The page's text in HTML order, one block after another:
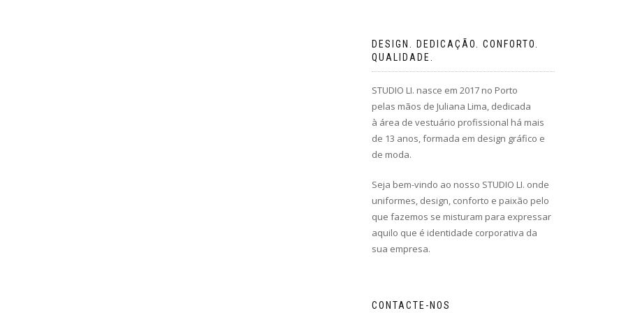
DESIGN. DEDICAÇÃO. CONFORTO.
QUALIDADE.
STUDIO LI. nasce em 2017 no Porto
pelas mãos de Juliana Lima, dedicada
à área de vestuário profissional há mais
de 13 anos, formada em design gráfico e
de moda.
Seja bem-vindo ao nosso STUDIO LI. onde
uniformes, design, conforto e paixão pelo
que fazemos se misturam para expressar
aquilo que é identidade corporativa da
sua empresa.
CONTACTE-NOS